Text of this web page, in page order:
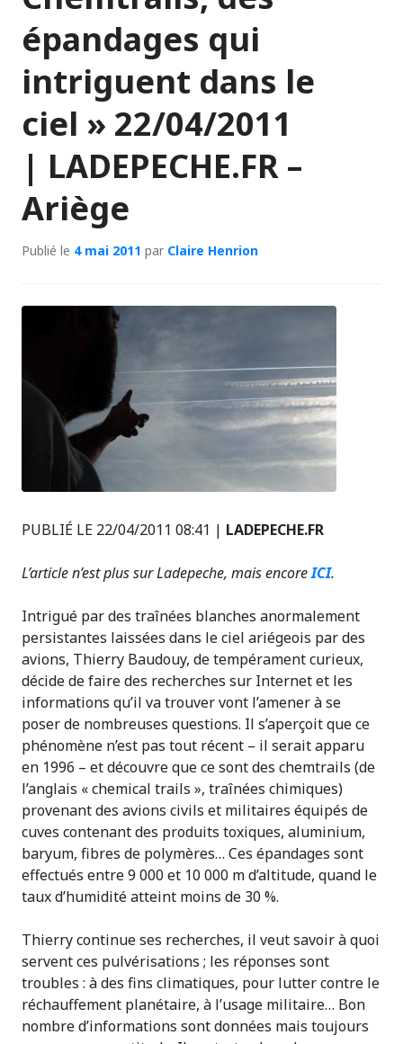
épandages qui
intriguent dans le
ciel » 22/04/2011
| LADEPECHE.FR –
Ariège
Publié le 4 mai 2011 par Claire Henrion
PUBLIÉ LE 22/04/2011 08:41 | LADEPECHE.FR
L’article n’est plus sur Ladepeche, mais encoreICI.
Intrigué par des traînées blanches anormalement
persistantes laissées dans le ciel ariégeois par des
avions, Thierry Baudouy, de tempérament curieux,
décide de faire des recherches sur Internet et les
informations qu’il va trouver vont l’amener à se
poser de nombreuses questions. Il s’aperçoit que ce
phénomène n’est pas tout récent – il serait apparu
en 1996 – et découvre que ce sont des chemtrails (de
l’anglais « chemical trails », traînées chimiques)
provenant des avions civils et militaires équipés de
cuves contenant des produits toxiques, aluminium,
baryum, fibres de polymères… Ces épandages sont
effectués entre 9 000 et 10 000 m d’altitude, quand le
taux d’humidité atteint moins de 30 %.
Thierry continue ses recherches, il veut savoir à quoi
servent ces pulvérisations ; les réponses sont
troubles : à des fins climatiques, pour lutter contre le
réchauffement planétaire, à l’usage militaire… Bon
nombre d’informations sont données mais toujours